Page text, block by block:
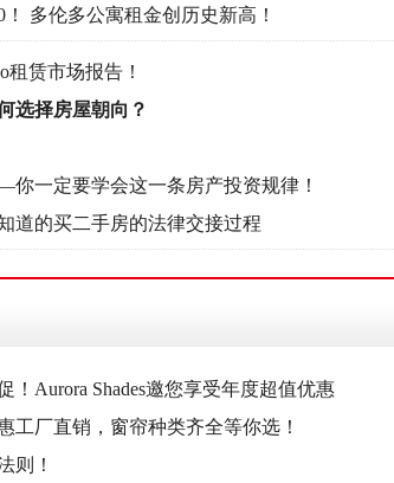
多伦多公寓租金创历史新高！
租赁市场报告！
选择房屋朝向？
一定要学会这一条房产投资规律！
道的买二手房的法律交接过程
！Aurora Shades邀您享受年度超值优惠
工厂直销，窗帘种类齐全等你选！
则！